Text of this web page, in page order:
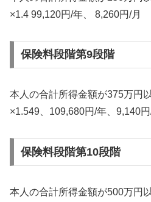
×1.4 99,120円/年、 8,260円/月
保険料段階第9段階
本人の合計所得金額が375万円
×1.549、109,680円/年、9,140円
保険料段階第10段階
本人の合計所得金額が500万円